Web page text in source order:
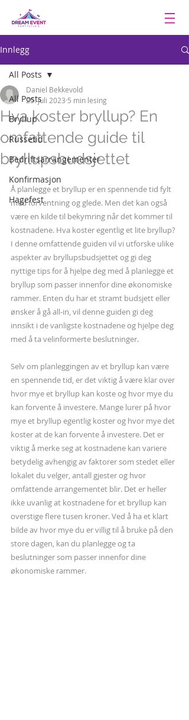
Innlegg
All Posts
Bryllup
Russetid
Bedriftsarrangementer
Konfirmasjon
Hagefest
All Posts
Hva koster bryllup? En
omfattende guide til
bryllupsbudsjettet
Daniel Bekkevold
25. juli 2023 5 min lesing
Å planlegge et bryllup er en spennende tid fylt
med forventning og glede. Men det kan også
være en kilde til bekymring når det kommer til
kostnadene. Hva koster egentlig et lite bryllup?
I denne omfattende guiden vil vi utforske ulike
aspekter av bryllupsbudsjettet og gi deg
nyttige tips for å hjelpe deg med å planlegge et
bryllup som passer innenfor dine økonomiske
rammer. Enten du har et stramt budsjett eller
ønsker å gå all-in, vil denne guiden gi deg
innsikt i de vanligste kostnadene og hjelpe deg
med å ta velinformerte beslutninger.
Selv om planleggingen av et bryllup kan være
en spennende tid, er det viktig å være klar over
hvor mye et bryllup kan koste og hvor mye du
kan forvente å investere. Mange lurer på hvor
mye et bryllup egentlig koster og hvor mye det
koster at de kan forvente å investere. Det er
viktig å merke seg at kostnadene kan variere
betydelig avhengig av faktorer som stedet eller
lokalet du velger, antall gjester og hvor
omfattende arrangementet blir. Det er heller
ikke uvanlig at kostnadene for et bryllup kan
overstige flere tusen kroner. Ved å ha et klart
bilde av hvor mye du er villig til å bruke på den
store dagen, kan du planlegge og ta
beslutninger som passer innenfor dine
økonomiske rammer.